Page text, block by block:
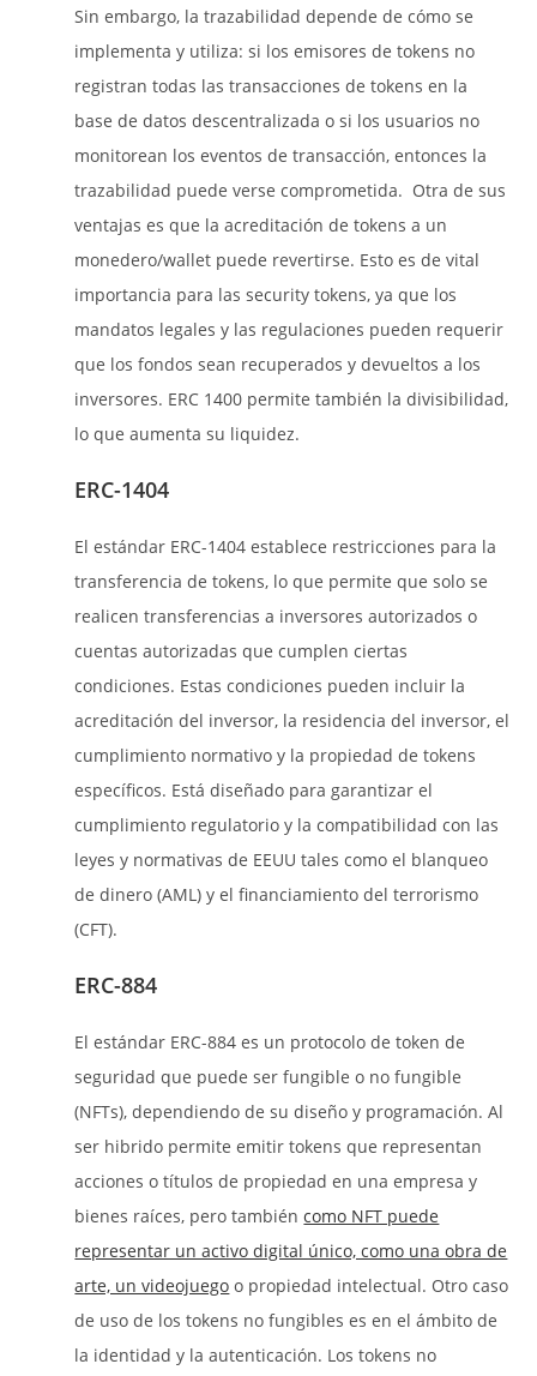
Sin embargo, la trazabilidad depende de cómo se
implementa y utiliza: si los emisores de tokens no
registran todas las transacciones de tokens en la
base de datos descentralizada o si los usuarios no
monitorean los eventos de transacción, entonces la
trazabilidad puede verse comprometida. Otra de sus
ventajas es que la acreditación de tokens a un
monedero/wallet puede revertirse. Esto es de vital
importancia para las security tokens, ya que los
mandatos legales y las regulaciones pueden requerir
que los fondos sean recuperados y devueltos a los
inversores. ERC 1400 permite también la divisibilidad,
lo que aumenta su liquidez.
ERC-1404
El estándar ERC-1404 establece restricciones para la
transferencia de tokens, lo que permite que solo se
realicen transferencias a inversores autorizados o
cuentas autorizadas que cumplen ciertas
condiciones. Estas condiciones pueden incluir la
acreditación del inversor, la residencia del inversor, el
cumplimiento normativo y la propiedad de tokens
específicos. Está diseñado para garantizar el
cumplimiento regulatorio y la compatibilidad con las
leyes y normativas de EEUU tales como el blanqueo
de dinero (AML) y el financiamiento del terrorismo
(CFT).
ERC-884
El estándar ERC-884 es un protocolo de token de
seguridad que puede ser fungible o no fungible
(NFTs), dependiendo de su diseño y programación. Al
ser hibrido permite emitir tokens que representan
acciones o títulos de propiedad en una empresa y
bienes raíces, pero tambiéncomo NFT puede
representar un activo digital único, como una obra de
arte, un videojuego o propiedad intelectual. Otro caso
de uso de los tokens no fungibles es en el ámbito de
la identidad y la autenticación. Los tokens no